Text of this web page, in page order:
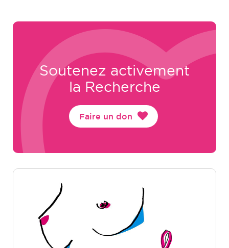
Soutenez activement
la Recherche
Faire un don